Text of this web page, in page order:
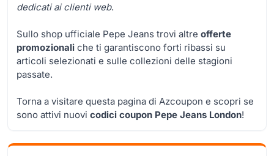
dedicati ai clienti web.
Sullo shop ufficiale Pepe Jeans trovi altre offerte
promozionali che ti garantiscono forti ribassi su
articoli selezionati e sulle collezioni delle stagioni
passate.
Torna a visitare questa pagina di Azcoupon e scopri se
sono attivi nuovi codici coupon Pepe Jeans London!